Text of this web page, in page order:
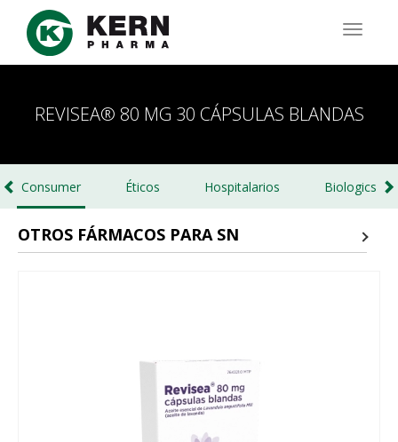
Pasar
contenido
REVISEA® 80 MG 30 CÁPSULAS BLANDAS
Consumer Éticos Hospitalarios Biologics
OTROS FÁRMACOS PARA SN